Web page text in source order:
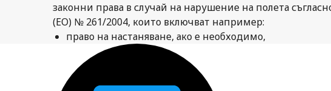
законни права в случай на нарушение на полета
(ЕО) № 261/2004, които включват например:
право на настаняване, ако е необходимо,